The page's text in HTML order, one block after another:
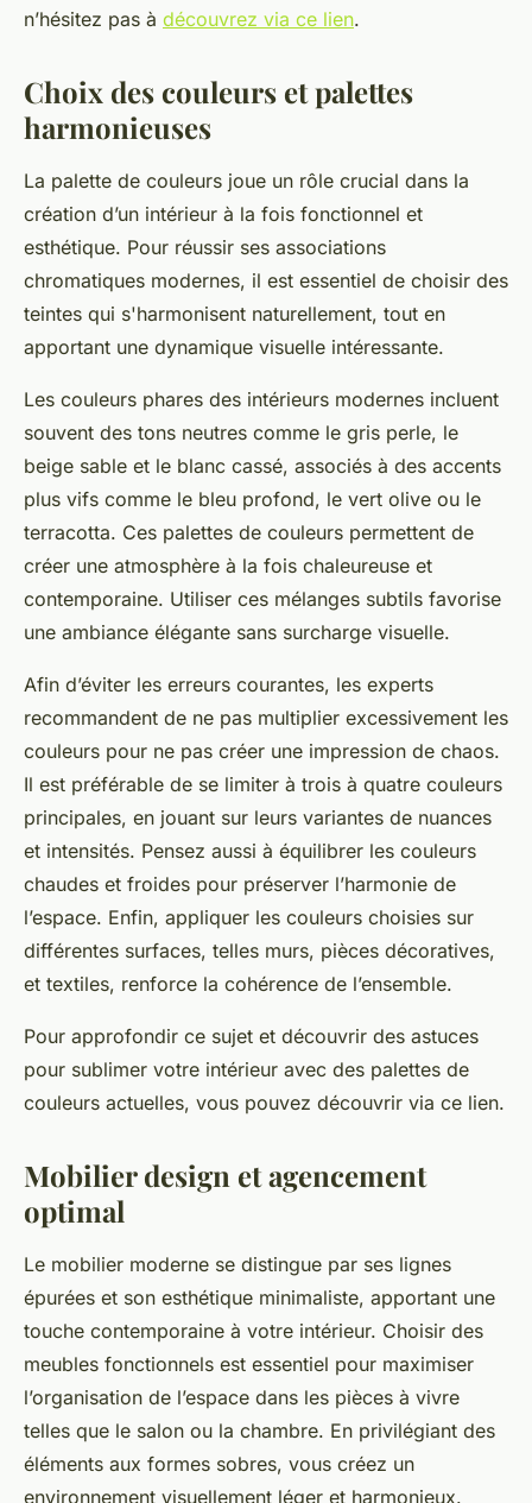
n’hésitez pas à découvrez via ce lien.
Choix des couleurs et palettes
harmonieuses
La palette de couleurs joue un rôle crucial dans la
création d’un intérieur à la fois fonctionnel et
esthétique. Pour réussir ses associations
chromatiques modernes, il est essentiel de choisir des
teintes qui s'harmonisent naturellement, tout en
apportant une dynamique visuelle intéressante.
Les couleurs phares des intérieurs modernes incluent
souvent des tons neutres comme le gris perle, le
beige sable et le blanc cassé, associés à des accents
plus vifs comme le bleu profond, le vert olive ou le
terracotta. Ces palettes de couleurs permettent de
créer une atmosphère à la fois chaleureuse et
contemporaine. Utiliser ces mélanges subtils favorise
une ambiance élégante sans surcharge visuelle.
Afin d’éviter les erreurs courantes, les experts
recommandent de ne pas multiplier excessivement les
couleurs pour ne pas créer une impression de chaos.
Il est préférable de se limiter à trois à quatre couleurs
principales, en jouant sur leurs variantes de nuances
et intensités. Pensez aussi à équilibrer les couleurs
chaudes et froides pour préserver l’harmonie de
l’espace. Enfin, appliquer les couleurs choisies sur
différentes surfaces, telles murs, pièces décoratives,
et textiles, renforce la cohérence de l’ensemble.
Pour approfondir ce sujet et découvrir des astuces
pour sublimer votre intérieur avec des palettes de
couleurs actuelles, vous pouvez découvrir via ce lien.
Mobilier design et agencement
optimal
Le mobilier moderne se distingue par ses lignes
épurées et son esthétique minimaliste, apportant une
touche contemporaine à votre intérieur. Choisir des
meubles fonctionnels est essentiel pour maximiser
l’organisation de l’espace dans les pièces à vivre
telles que le salon ou la chambre. En privilégiant des
éléments aux formes sobres, vous créez un
environnement visuellement léger et harmonieux.